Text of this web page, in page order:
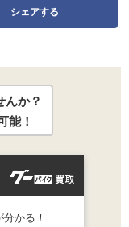
シェアする
んか？
能！
分かる！